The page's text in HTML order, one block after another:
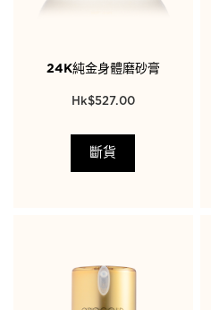
24K純金身體磨砂膏
$527.00
斷貨